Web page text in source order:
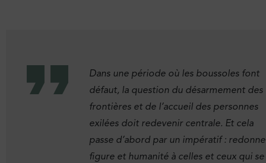
Dans une période où les boussoles font
défaut, la question du désarmement des
frontières et de l’accueil des personnes
exilées doit redevenir centrale. Et cela
passe d’abord par un impératif :
figure et humanité à celles et ceux qui se